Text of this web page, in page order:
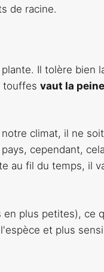
de racine.
Il tolère bien
touffes vaut la
climat, il ne
cependant,
au fil du temps, il
plus petites), ce
et plus